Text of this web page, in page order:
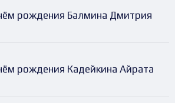
рождения Балмина Дмитрия
рождения Кадейкина Айрата